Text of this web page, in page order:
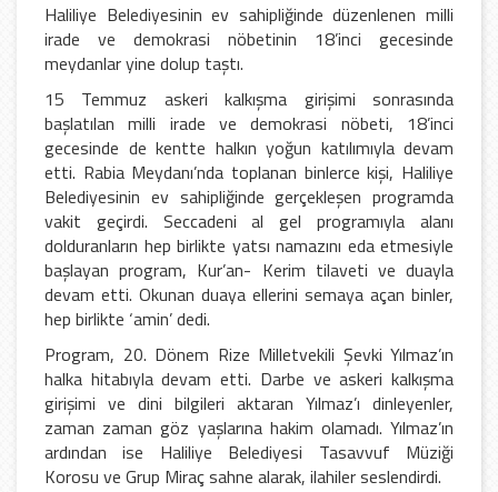
Haliliye Belediyesinin ev sahipliğinde düzenlenen milli
irade ve demokrasi nöbetinin 18’inci gecesinde
meydanlar yine dolup taştı.
15 Temmuz askeri kalkışma girişimi sonrasında
başlatılan milli irade ve demokrasi nöbeti, 18’inci
gecesinde de kentte halkın yoğun katılımıyla devam
etti. Rabia Meydanı’nda toplanan binlerce kişi, Haliliye
Belediyesinin ev sahipliğinde gerçekleşen programda
vakit geçirdi. Seccadeni al gel programıyla alanı
dolduranların hep birlikte yatsı namazını eda etmesiyle
başlayan program, Kur’an- Kerim tilaveti ve duayla
devam etti. Okunan duaya ellerini semaya açan binler,
hep birlikte ‘amin’ dedi.
Program, 20. Dönem Rize Milletvekili Şevki Yılmaz’ın
halka hitabıyla devam etti. Darbe ve askeri kalkışma
girişimi ve dini bilgileri aktaran Yılmaz’ı dinleyenler,
zaman zaman göz yaşlarına hakim olamadı. Yılmaz’ın
ardından ise Haliliye Belediyesi Tasavvuf Müziği
Korosu ve Grup Miraç sahne alarak, ilahiler seslendirdi.